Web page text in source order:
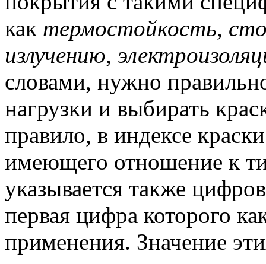
как термостойкость,
излучению,
словами, нужно
нагрузки и выбирать
правило, в индексе
имеющего отношение к
указывается также
первая цифра которого
применения. Значение